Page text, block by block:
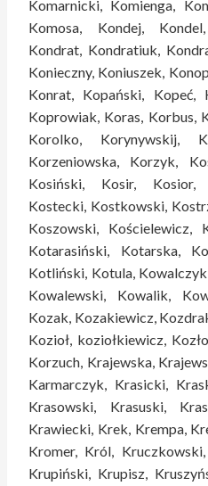
Komarnicki, Komienga,
Komosa, Kondej,
Kondrat, Kondratiuk,
Konieczny, Koniuszek,
Konrat, Kopański, Kopeć,
Koprowiak, Koras, Korbus,
Korolko, Korynywskij,
Korzeniowska, Korzyk,
Kosiński, Kosir, Kosior,
Kostecki, Kostkowski,
Koszowski, Kościelewicz,
Kotarasiński, Kotarska,
Kotliński, Kotula,
Kowalewski, Kowalik,
Kozak, Kozakiewicz,
Kozioł, koziołkiewicz,
Korzuch, Krajewska,
Karmarczyk, Krasicki,
Krasowski, Krasuski,
Krawiecki, Krek, Krempa,
Kromer, Król,
Krupiński, Krupisz,